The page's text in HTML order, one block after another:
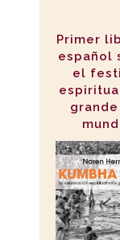
Primer
español
el